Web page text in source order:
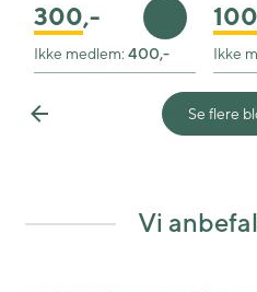
300,- Legg i
Ikke medlem: 400,-
100
Ikke
Previous Se flere
Vi